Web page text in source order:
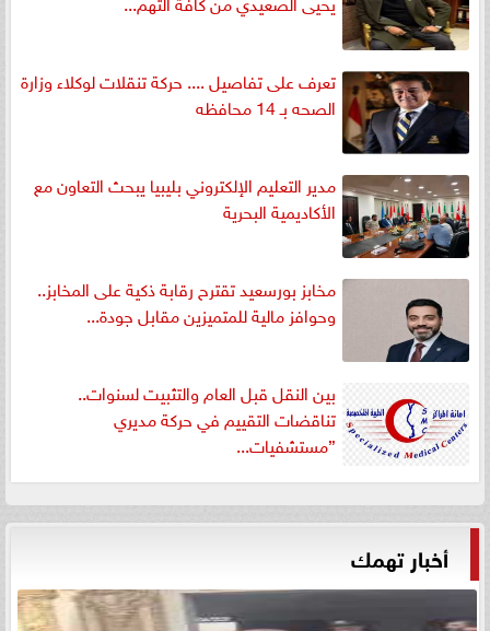
تعرف على تفاصيل .... حركة تنقلات لوكلاء وزارة
الصحه بـ 14 محافظه
مدير التعليم الإلكتروني بليبيا يبحث التعاون مع
الأكاديمية البحرية
مخابز بورسعيد تقترح رقابة ذكية على المخابز..
وحوافز مالية للمتميزين مقابل جودة...
بين النقل قبل العام والتثبيت لسنوات..
تناقضات التقييم في حركة مديري
”مستشفيات...
أخبار تهمك